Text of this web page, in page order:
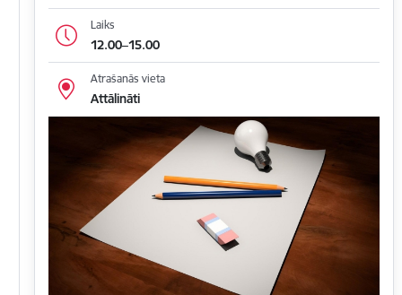
Laiks
12.00–15.00
Atrašanās vieta
Attālināti